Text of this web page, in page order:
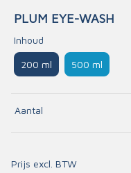
PLUM EYE-WASH
Inhoud
200 ml 500 ml
Aantal
Prijs excl. BTW